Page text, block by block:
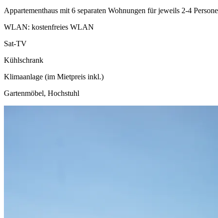
Appartementhaus mit 6 separaten Wohnungen für jeweils 2-4
WLAN: kostenfreies WLAN
Sat-TV
Kühlschrank
Klimaanlage (im Mietpreis inkl.)
Gartenmöbel, Hochstuhl